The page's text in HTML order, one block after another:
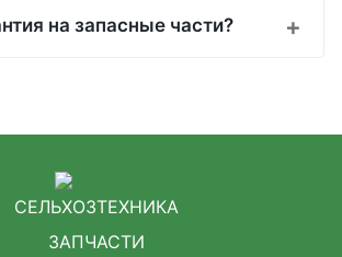
на запасные части?
СЕЛЬХОЗТЕХНИКА
ЗАПЧАСТИ